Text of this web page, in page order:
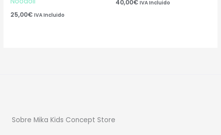
25,00€ IVA Incluido
40,00€ IVA Incluido
Sobre Mika Kids Concept Store